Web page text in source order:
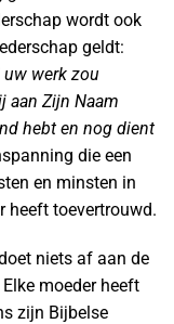
wordt ook
geldt:
werk zou
aan Zijn Naam
hebt en nog dient
die een
en minsten in
heeft toevertrouwd.
niets af aan de
moeder heeft
zijn Bijbelse